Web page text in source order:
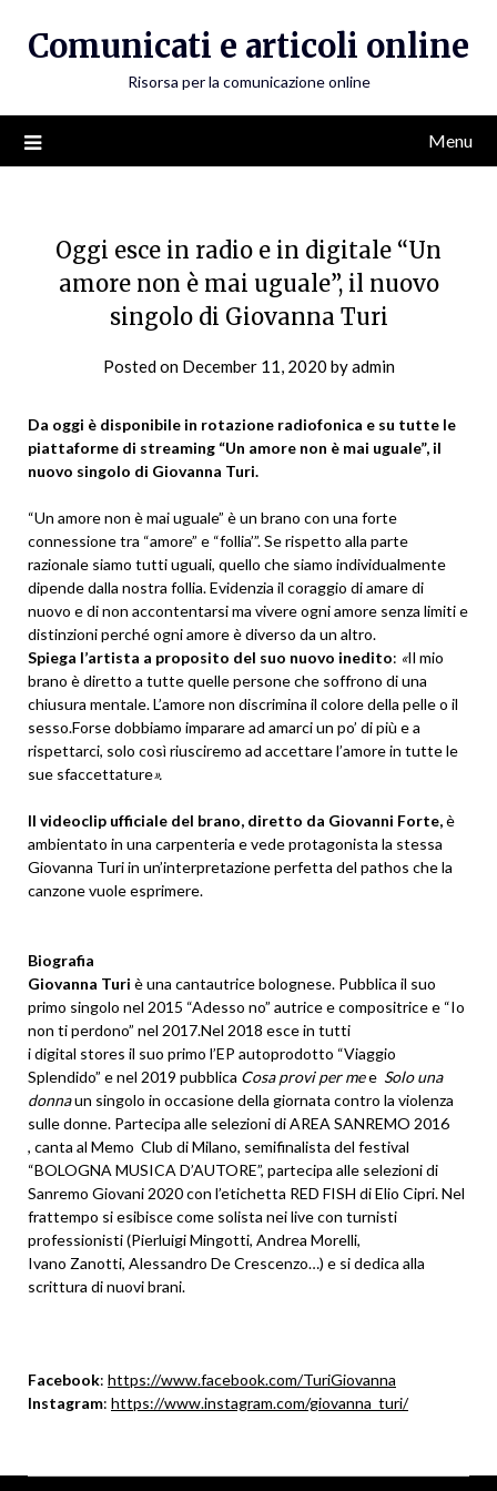
Comunicati e articoli online
Risorsa per la comunicazione online
Menu
Oggi esce in radio e in digitale “Un
amore non è mai uguale”, il nuovo
singolo di Giovanna Turi
Posted on December 11, 2020 byadmin
Da oggi è disponibile in rotazione radiofonica e su tutte le
piattaforme di streaming “Un amore non è mai uguale”, il
nuovo singolo di Giovanna Turi.
“Un amore non è mai uguale” è un brano con una forte
connessione tra “amore” e “follia’”. Se rispetto alla parte
razionale siamo tutti uguali, quello che siamo individualmente
dipende dalla nostra follia. Evidenzia il coraggio di amare di
nuovo e di non accontentarsi ma vivere ogni amore senza limiti e
distinzioni perché ogni amore è diverso da un altro.
Spiega l’artista a proposito del suo nuovo inedito: «Il mio
brano è diretto a tutte quelle persone che soffrono di una
chiusura mentale. L’amore non discrimina il colore della pelle o il
sesso.Forse dobbiamo imparare ad amarci un po’ di più e a
rispettarci, solo così riusciremo ad accettare l’amore in tutte le
sue sfaccettature».
Il videoclip ufficiale del brano, diretto da Giovanni Forte,è
ambientato in una carpenteria e vede protagonista la stessa
Giovanna Turi in un’interpretazione perfetta del pathos che la
canzone vuole esprimere.
Biografia
Giovanna Turi è una cantautrice bolognese. Pubblica il suo
primo singolo nel 2015 “Adesso no” autrice e compositrice e “Io
non ti perdono” nel 2017.Nel 2018 esce in tutti
i digital stores il suo primo l’EP autoprodotto “Viaggio
Splendido” e nel 2019 pubblica Cosa provi per mee Solo una
donnaun singolo in occasione della giornata contro la violenza
sulle donne. Partecipa alle selezioni di AREA SANREMO 2016
, canta al Memo Club di Milano, semifinalista del festival
“BOLOGNA MUSICA D’AUTORE”, partecipa alle selezioni di
Sanremo Giovani 2020 con l’etichetta RED FISH di Elio Cipri. Nel
frattempo si esibisce come solista nei live con turnisti
professionisti (Pierluigi Mingotti, Andrea Morelli,
Ivano Zanotti, Alessandro De Crescenzo…) e si dedica alla
scrittura di nuovi brani.
Facebook: https://www.facebook.com/TuriGiovanna
Instagram: https://www.instagram.com/giovanna_turi/